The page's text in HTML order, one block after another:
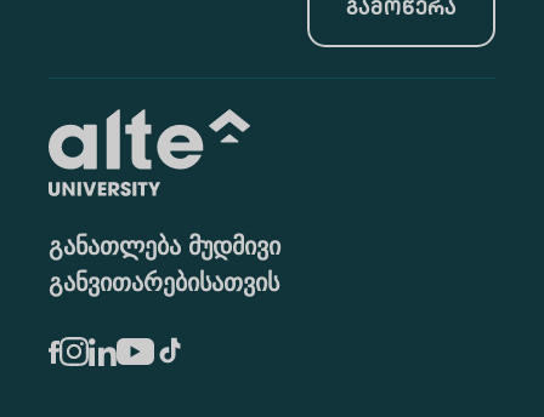
გამოწერა
განათლება მუდმივი
განვითარებისათვის